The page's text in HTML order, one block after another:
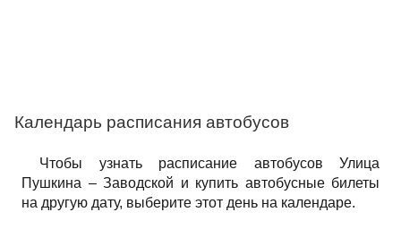
Календарь расписания автобусов
Чтобы узнать расписание автобусов Улица
Пушкина – Заводской и купить автобусные билеты
на другую дату, выберите этот день на календаре.